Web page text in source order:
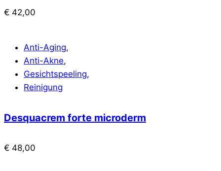
€ 42,00
Anti-Aging,
Anti-Akne,
Gesichtspeeling,
Reinigung
Desquacrem forte microderm
€ 48,00